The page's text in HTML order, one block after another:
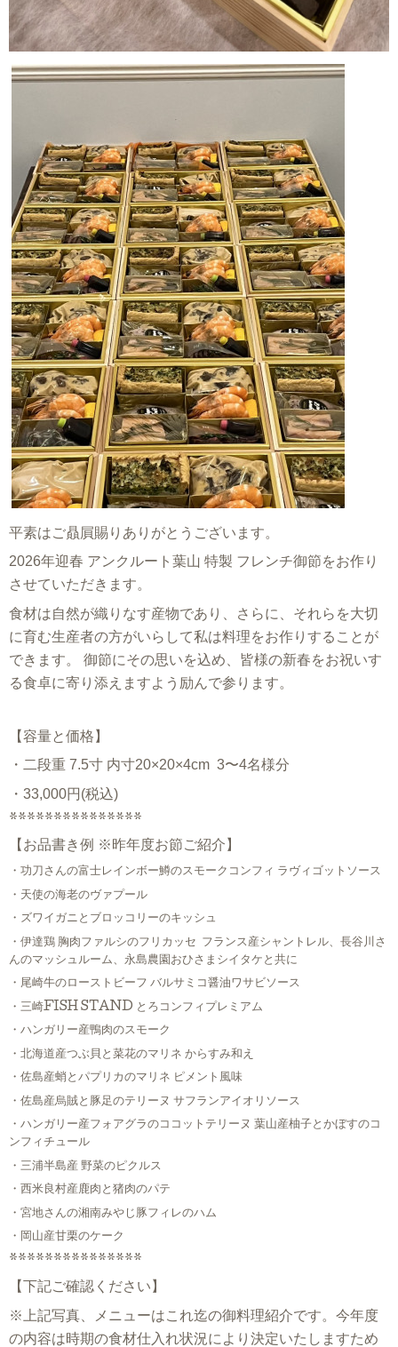
平素はご贔屓賜りありがとうございます。
2026年迎春 アンクルート葉山 特製 フレンチ御節をお作り
させていただきます。
食材は自然が織りなす産物であり、さらに、それらを大切
に育む生産者の方がいらして私は料理をお作りすることが
できます。 御節にその思いを込め、皆様の新春をお祝いす
る食卓に寄り添えますよう励んで参ります。
【容量と価格】
・二段重 7.5寸 内寸20×20×4cm 3〜4名様分
・33,000円(税込)
***************
【お品書き例 ※昨年度お節ご紹介】
・功刀さんの富士レインボー鱒のスモークコンフィ ラヴィゴットソース
・天使の海老のヴァプール
・ズワイガニとブロッコリーのキッシュ
・伊達鶏 胸肉ファルシのフリカッセ フランス産シャントレル、長谷川さ
んのマッシュルーム、永島農園おひさまシイタケと共に
・尾崎牛のローストビーフ バルサミコ醤油ワサビソース
・三崎FISH STAND とろコンフィプレミアム
・ハンガリー産鴨肉のスモーク
・北海道産つぶ貝と菜花のマリネ からすみ和え
・佐島産蛸とパプリカのマリネ ピメント風味
・佐島産烏賊と豚足のテリーヌ サフランアイオリソース
・ハンガリー産フォアグラのココットテリーヌ 葉山産柚子とかぼすのコ
ンフィチュール
・三浦半島産 野菜のピクルス
・西米良村産鹿肉と猪肉のパテ
・宮地さんの湘南みやじ豚フィレのハム
・岡山産甘栗のケーク
***************
【下記ご確認ください】
※上記写真、メニューはこれ迄の御料理紹介です。今年度
の内容は時期の食材仕入れ状況により決定いたしますため